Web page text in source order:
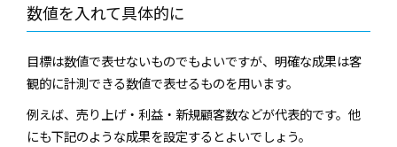
数値を入れて具体的に
目標は数値で表せないものでもよいですが、明確な成果は客
観的に計測できる数値で表せるものを用います。
例えば、売り上げ・利益・新規顧客数などが代表的です。他
にも下記のような成果を設定するとよいでしょう。